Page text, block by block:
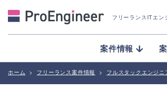
フリーランスITエン
案件情報
ホーム > フリーランス案件情報 > フルスタックエンジニ